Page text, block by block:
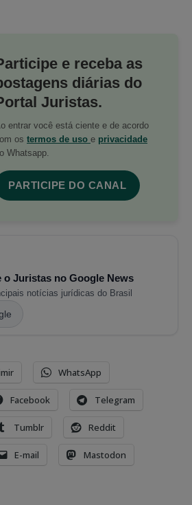
e receba as
diárias do
Juristas.
entrar você está ciente e de acordo
os termos de uso e privacidade
Whatsapp.
PARTICIPE DO CANAL
o Juristas no Google News
notícias jurídicas do Brasil
WhatsApp
Facebook Telegram
Tumblr Reddit
E-mail Mastodon